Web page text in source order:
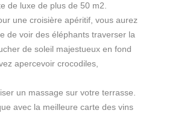
de luxe de plus de 50 m2.
une croisière apéritif, vous aurez
de voir des éléphants traverser la
de soleil majestueux en fond
apercevoir crocodiles,
un massage sur votre terrasse.
avec la meilleure carte des vins